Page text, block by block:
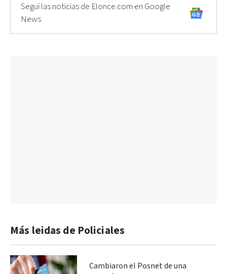
Seguí las noticias de Elonce.com en Google
News
Más leidas de Policiales
Cambiaron el Posnet de una